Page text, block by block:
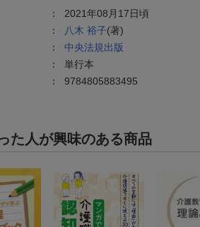
： 2021年08月17日頃
： 八木 裕子(著)
： 中央法規出版
： 単行本
： 9784805883495
た人が興味のある商品